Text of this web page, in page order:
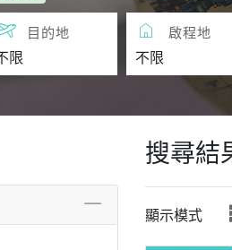
目的地 啟程地
搜尋結
顯示模式